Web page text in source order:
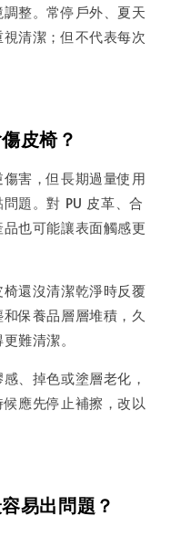
整。常停戶外、夏天
清潔；但不代表每次
皮椅？
害，但長期過量使用
題。對 PU 皮革、合
也可能讓表面觸感更
還沒清潔乾淨時反覆
保養品層層堆積，久
難清潔。
、掉色或塗層老化，
應先停止補擦，改以
易出問題？